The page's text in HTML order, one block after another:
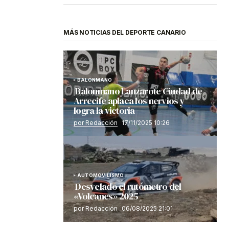
MÁS NOTICIAS DEL DEPORTE CANARIO
BALONMANO
Balonmano Lanzarote Ciudad de
Arrecife aplaca los nervios y
logra la victoria
por Redacción 17/11/2025 10:26
AUTOMOVILISMO
Desvelado el rutómetro del
«Volcanes» 2025
por Redacción 06/08/2025 21:01